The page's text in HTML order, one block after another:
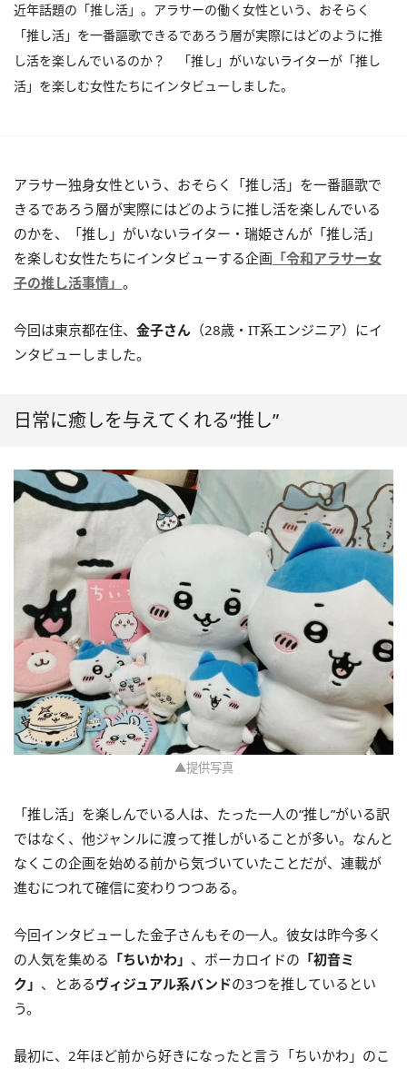
近年話題の「推し活」。アラサーの働く女性という、おそらく
「推し活」を一番謳歌できるであろう層が実際にはどのように推
し活を楽しんでいるのか？ 「推し」がいないライターが「推し
活」を楽しむ女性たちにインタビューしました。
アラサー独身女性という、おそらく「推し活」を一番謳歌で
きるであろう層が実際にはどのように推し活を楽しんでいる
のかを、「推し」がいないライター・瑞姫さんが「推し活」
を楽しむ女性たちにインタビューする企画 「令和アラサー女
子の推し活事情」 。
今回は東京都在住、 金子さん （28歳・IT系エンジニア）にイ
ンタビューしました。
日常に癒しを与えてくれる“推し”
▲提供写真
「推し活」を楽しんでいる人は、たった一人の“推し”がいる訳
ではなく、他ジャンルに渡って推しがいることが多い。なんと
なくこの企画を始める前から気づいていたことだが、連載が
進むにつれて確信に変わりつつある。
今回インタビューした金子さんもその一人。彼女は昨今多く
の人気を集める 「ちいかわ」 、ボーカロイドの 「初音ミ
ク」 、とあるヴィジュアル系バンドの3つを推しているとい
う。
最初に、2年ほど前から好きになったと言う「ちいかわ」のこ